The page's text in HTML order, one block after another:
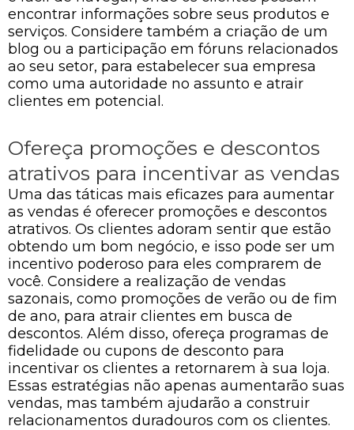
encontrar informações sobre seus produtos e
serviços. Considere também a criação de um
blog ou a participação em fóruns relacionados
ao seu setor, para estabelecer sua empresa
como uma autoridade no assunto e atrair
clientes em potencial.
Ofereça promoções e descontos
atrativos para incentivar as vendas
Uma das táticas mais eficazes para aumentar
as vendas é oferecer promoções e descontos
atrativos. Os clientes adoram sentir que estão
obtendo um bom negócio, e isso pode ser um
incentivo poderoso para eles comprarem de
você. Considere a realização de vendas
sazonais, como promoções de verão ou de fim
de ano, para atrair clientes em busca de
descontos. Além disso, ofereça programas de
fidelidade ou cupons de desconto para
incentivar os clientes a retornarem à sua loja.
Essas estratégias não apenas aumentarão suas
vendas, mas também ajudarão a construir
relacionamentos duradouros com os clientes.